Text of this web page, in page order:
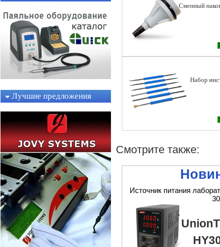
Лучшие предложения
Сменный
Набор
Смотрите также:
Источник питания